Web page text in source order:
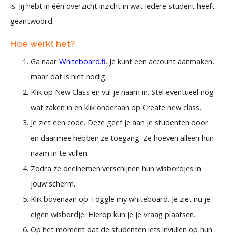
is. Jij hebt in één overzicht inzicht in wat iedere student heeft
geantwoord.
Hoe werkt het?
Ga naar Whiteboard.fi. Je kunt een account aanmaken,
maar dat is niet nodig.
Klik op New Class en vul je naam in. Stel eventueel nog
wat zaken in en klik onderaan op Create new class.
Je ziet een code. Deze geef je aan je studenten door
en daarmee hebben ze toegang. Ze hoeven alleen hun
naam in te vullen.
Zodra ze deelnemen verschijnen hun wisbordjes in
jouw scherm.
Klik bovenaan op Toggle my whiteboard. Je ziet nu je
eigen wisbordje. Hierop kun je je vraag plaatsen.
Op het moment dat de studenten iets invullen op hun